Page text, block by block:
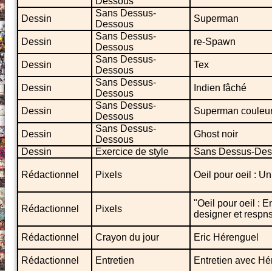
Dessin
Sans Dessus-
Dessous
Superman
Dessin
Sans Dessus-
Dessous
re-Spawn
Dessin
Sans Dessus-
Dessous
Tex
Dessin
Sans Dessus-
Dessous
Indien fâché
Dessin
Sans Dessus-
Dessous
Superman
Dessin
Sans Dessus-
Dessous
Ghost noir
Dessin
Exercice de style Sans Dessus-
Rédactionnel Pixels Oeil pour oeil :
Rédactionnel Pixels
"Oeil pour oeil :
designer et
Rédactionnel Crayon du jour Eric Hérenguel
Rédactionnel Entretien
Entretien avec